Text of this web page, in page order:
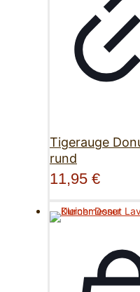
Tigerauge
rund
11,95 €